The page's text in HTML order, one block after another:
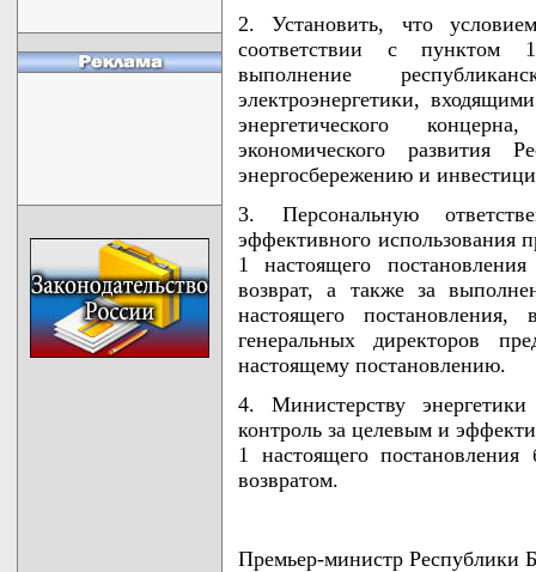
2. Установить, что
соответствии с пунктом 1
выполнение
электроэнергетики,
энергетического
экономического
энергосбережению и
3. Персональную
эффективного использования
1 настоящего
возврат, а также за
настоящего
генеральных директоров
настоящему постановлению.
4. Министерству
контроль за целевым и
1 настоящего
возвратом.
Премьер-министр